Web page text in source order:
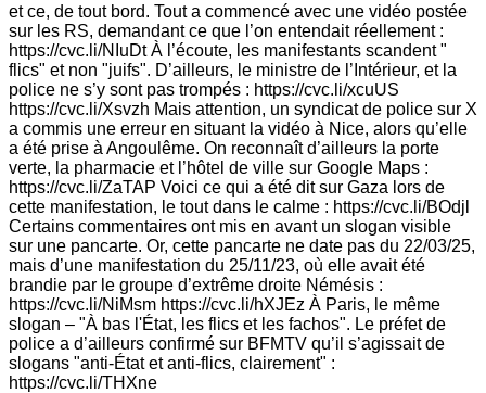
et ce, de tout bord. Tout a commencé avec une vidéo postée
sur les RS, demandant ce que l’on entendait réellement :
https://cvc.li/NIuDt À l’écoute, les manifestants scandent "
flics" et non "juifs". D’ailleurs, le ministre de l’Intérieur, et la
police ne s’y sont pas trompés : https://cvc.li/xcuUS
https://cvc.li/Xsvzh Mais attention, un syndicat de police sur X
a commis une erreur en situant la vidéo à Nice, alors qu’elle
a été prise à Angoulême. On reconnaît d’ailleurs la porte
verte, la pharmacie et l’hôtel de ville sur Google Maps :
https://cvc.li/ZaTAP Voici ce qui a été dit sur Gaza lors de
cette manifestation, le tout dans le calme : https://cvc.li/BOdjl
Certains commentaires ont mis en avant un slogan visible
sur une pancarte. Or, cette pancarte ne date pas du 22/03/25,
mais d’une manifestation du 25/11/23, où elle avait été
brandie par le groupe d’extrême droite Némésis :
https://cvc.li/NiMsm https://cvc.li/hXJEz À Paris, le même
slogan – "À bas l'État, les flics et les fachos". Le préfet de
police a d’ailleurs confirmé sur BFMTV qu’il s’agissait de
slogans "anti-État et anti-flics, clairement" :
https://cvc.li/THXne